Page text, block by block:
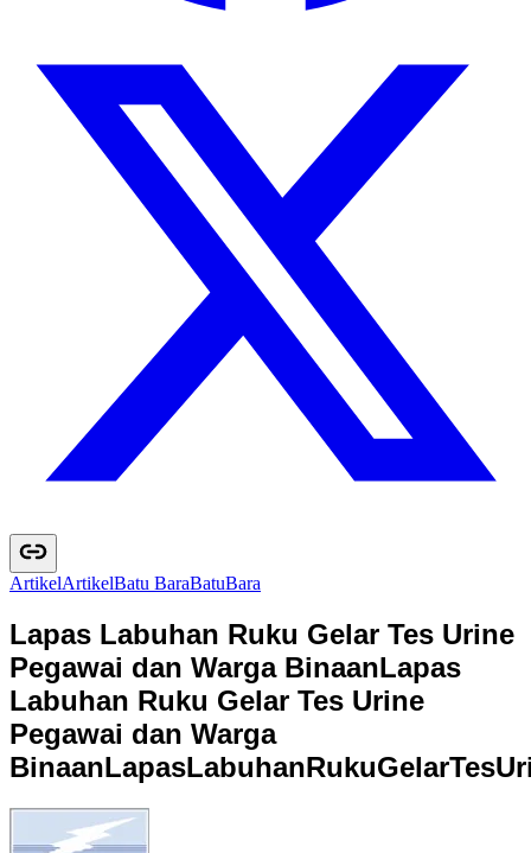
ArtikelArtikelBatu BaraBatuBara
Lapas Labuhan Ruku Gelar Tes Urine
Pegawai dan Warga BinaanLapas
Labuhan Ruku Gelar Tes Urine
Pegawai dan Warga
BinaanLapasLabuhanRukuGelarTesUr